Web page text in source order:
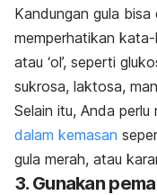
Kandungan gula
memperhatikan kata-
atau ‘ol’, seperti
sukrosa, laktosa,
Selain itu, Anda perlu
dalam kemasan
gula merah, atau
3. Gunakan